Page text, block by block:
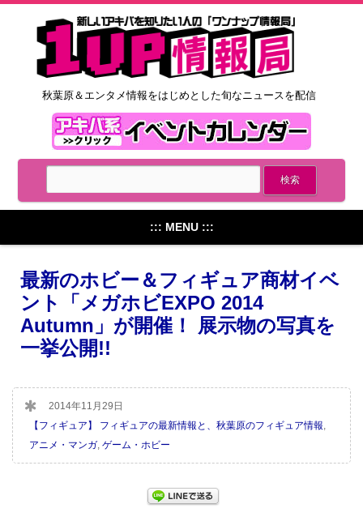
秋葉原＆エンタメ情報をはじめとした旬なニュースを配信
::: MENU :::
最新のホビー＆フィギュア商材イベ
ント「メガホビEXPO 2014
Autumn」が開催！ 展示物の写真を
一挙公開!!
2014年11月29日
【フィギュア】 フィギュアの最新情報と、秋葉原のフィギュア情報
アニメ・マンガ ゲーム・ホビー